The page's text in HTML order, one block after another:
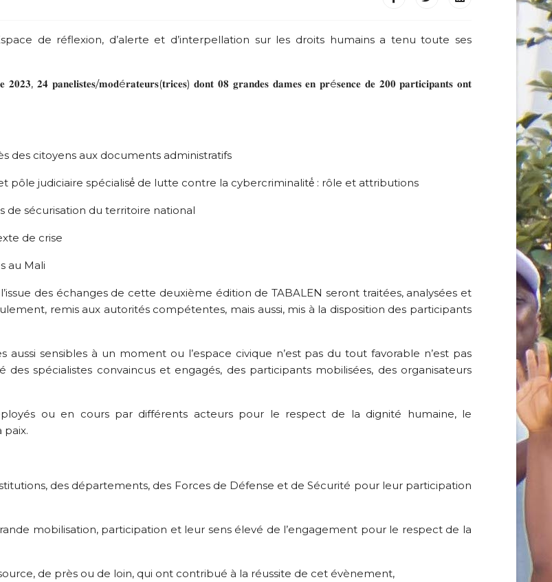
de réflexion, d’alerte et d’interpellation sur les droits humains a tenu toute ses
𝟐𝟎𝟐𝟑, 𝟐𝟒 𝐩𝐚𝐧𝐞𝐥𝐢𝐬𝐭𝐞𝐬/𝐦𝐨𝐝é𝐫𝐚𝐭𝐞𝐮𝐫𝐬(𝐭𝐫𝐢𝐜𝐞𝐬) 𝐝𝐨𝐧𝐭 𝟎𝟖 𝐠𝐫𝐚𝐧𝐝𝐞𝐬 𝐝𝐚𝐦𝐞𝐬 𝐞𝐧 𝐩𝐫é𝐬𝐞𝐧𝐜𝐞 𝐝𝐞 𝟐𝟎𝟎 𝐩𝐚𝐫𝐭𝐢𝐜𝐢𝐩𝐚𝐧𝐭𝐬 𝐨𝐧𝐭
des citoyens aux documents administratifs
pôle judiciaire spécialisé́ de lutte contre la cybercriminalité́ : rôle et attributions
de sécurisation du territoire national
de crise
au Mali
des échanges de cette deuxième édition de TABALEN seront traitées, analysées et
remis aux autorités compétentes, mais aussi, mis à la disposition des participants
sensibles à un moment ou l’espace civique n’est pas du tout favorable n’est pas
spécialistes convaincus et engagés, des participants mobilisées, des organisateurs
ou en cours par différents acteurs pour le respect de la dignité humaine, le
paix.
des départements, des Forces de Défense et de Sécurité pour leur participation
mobilisation, participation et leur sens élevé de l’engagement pour le respect de la
de près ou de loin, qui ont contribué à la réussite de cet évènement,